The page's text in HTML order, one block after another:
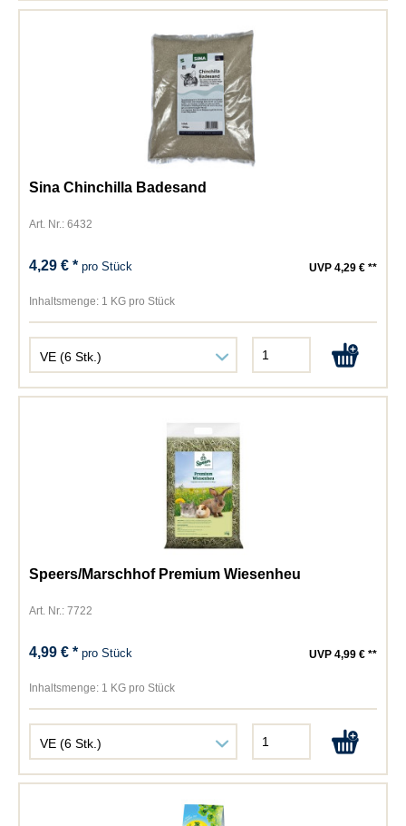
Sina Chinchilla Badesand
Art. Nr.: 6432
4,29 € *pro Stück UVP 4,29 € **
Inhaltsmenge: 1 KG pro Stück
Speers/Marschhof Premium Wiesenheu
Art. Nr.: 7722
4,99 € *pro Stück UVP 4,99 € **
Inhaltsmenge: 1 KG pro Stück